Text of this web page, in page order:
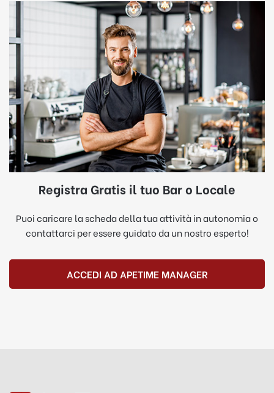
Registra Gratis il tuo Bar o Locale
Puoi caricare la scheda della tua attività in autonomia o
contattarci per essere guidato da un nostro esperto!
ACCEDI AD APETIME MANAGER